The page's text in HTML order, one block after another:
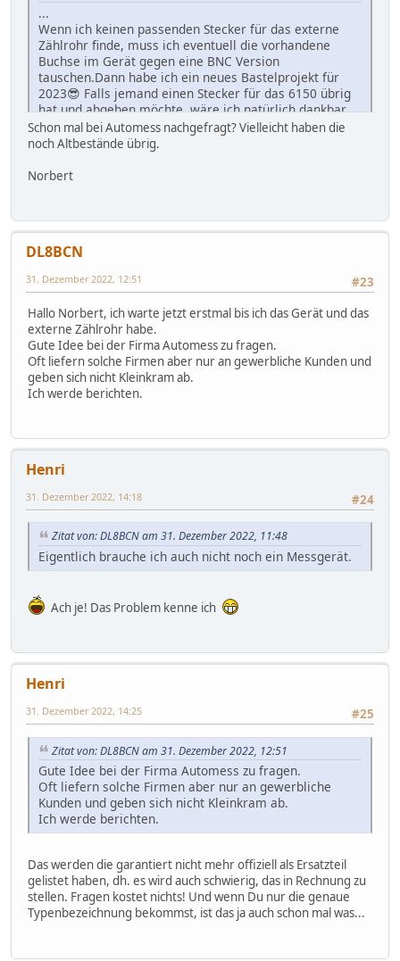
...
Wenn ich keinen passenden Stecker für das externe
Zählrohr finde, muss ich eventuell die vorhandene
Buchse im Gerät gegen eine BNC Version
tauschen.Dann habe ich ein neues Bastelprojekt für
2023😎 Falls jemand einen Stecker für das 6150 übrig
hat und abgeben möchte, wäre ich natürlich dankbar.
...
Schon mal bei Automess nachgefragt? Vielleicht haben die
noch Altbestände übrig.
Norbert
DL8BCN
#23
31. Dezember 2022, 12:51
Hallo Norbert, ich warte jetzt erstmal bis ich das Gerät und das
externe Zählrohr habe.
Gute Idee bei der Firma Automess zu fragen.
Oft liefern solche Firmen aber nur an gewerbliche Kunden und
geben sich nicht Kleinkram ab.
Ich werde berichten.
Henri
#24
31. Dezember 2022, 14:18
Zitat von: DL8BCN am 31. Dezember 2022, 11:48
Eigentlich brauche ich auch nicht noch ein Messgerät.
Ach je! Das Problem kenne ich
Henri
#25
31. Dezember 2022, 14:25
Zitat von: DL8BCN am 31. Dezember 2022, 12:51
Gute Idee bei der Firma Automess zu fragen.
Oft liefern solche Firmen aber nur an gewerbliche
Kunden und geben sich nicht Kleinkram ab.
Ich werde berichten.
Das werden die garantiert nicht mehr offiziell als Ersatzteil
gelistet haben, dh. es wird auch schwierig, das in Rechnung zu
stellen. Fragen kostet nichts! Und wenn Du nur die genaue
Typenbezeichnung bekommst, ist das ja auch schon mal was...